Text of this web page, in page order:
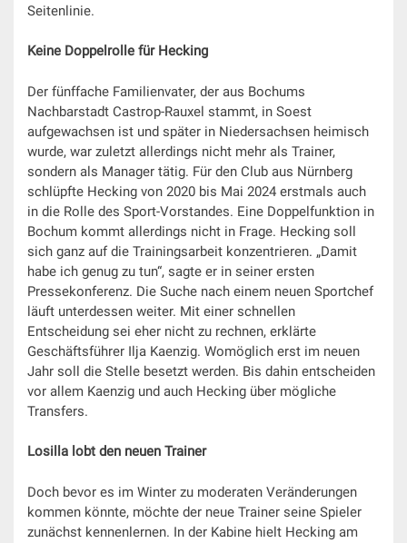
Seitenlinie.
Keine Doppelrolle für Hecking
Der fünffache Familienvater, der aus Bochums
Nachbarstadt Castrop-Rauxel stammt, in Soest
aufgewachsen ist und später in Niedersachsen heimisch
wurde, war zuletzt allerdings nicht mehr als Trainer,
sondern als Manager tätig. Für den Club aus Nürnberg
schlüpfte Hecking von 2020 bis Mai 2024 erstmals auch
in die Rolle des Sport-Vorstandes. Eine Doppelfunktion in
Bochum kommt allerdings nicht in Frage. Hecking soll
sich ganz auf die Trainingsarbeit konzentrieren. „Damit
habe ich genug zu tun“, sagte er in seiner ersten
Pressekonferenz. Die Suche nach einem neuen Sportchef
läuft unterdessen weiter. Mit einer schnellen
Entscheidung sei eher nicht zu rechnen, erklärte
Geschäftsführer Ilja Kaenzig. Womöglich erst im neuen
Jahr soll die Stelle besetzt werden. Bis dahin entscheiden
vor allem Kaenzig und auch Hecking über mögliche
Transfers.
Losilla lobt den neuen Trainer
Doch bevor es im Winter zu moderaten Veränderungen
kommen könnte, möchte der neue Trainer seine Spieler
zunächst kennenlernen. In der Kabine hielt Hecking am